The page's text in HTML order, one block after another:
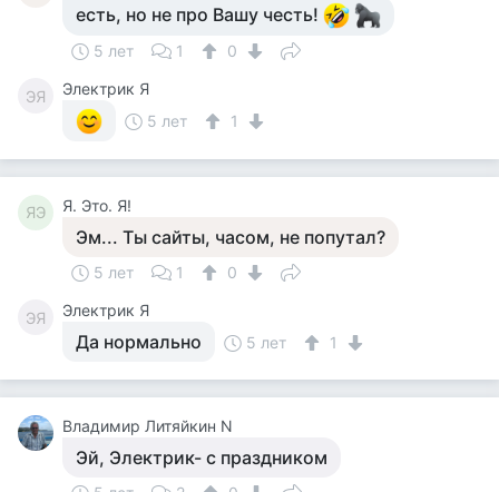
есть, но не про Вашу честь!
5 лет 1 0
ЭЯ
Электрик Я
5 лет
1
ЯЭ Я. Это. Я!
Эм... Ты сайты, часом, не попутал?
5 лет 1 0
ЭЯ Электрик Я
Да нормально 5 лет 1
Владимир Литяйкин N
Эй, Электрик- с праздником